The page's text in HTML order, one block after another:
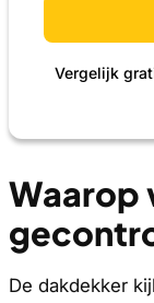
Vergelijk
Waarop
De dakdekker